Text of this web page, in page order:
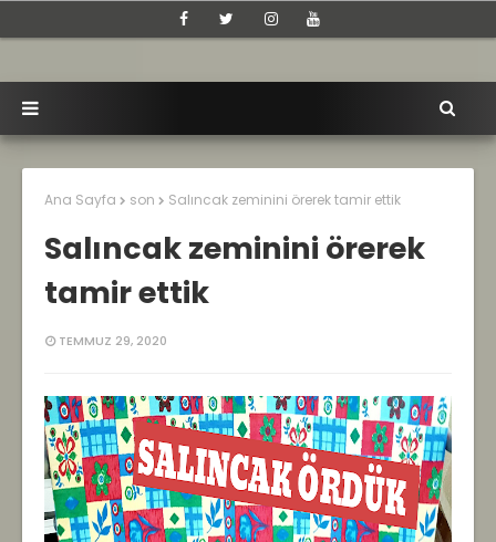
Ana Sayfa son Salıncak zeminini örerek tamir ettik
Salıncak zeminini örerek
tamir ettik
TEMMUZ 29, 2020